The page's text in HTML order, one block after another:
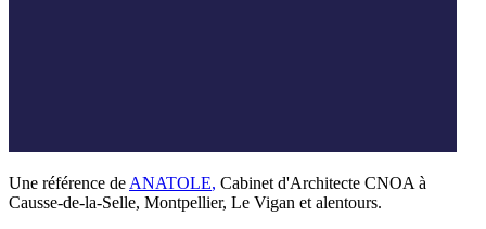
Une référence de ANATOLE, Cabinet d'Architecte CNOA à
Causse-de-la-Selle, Montpellier, Le Vigan et alentours.